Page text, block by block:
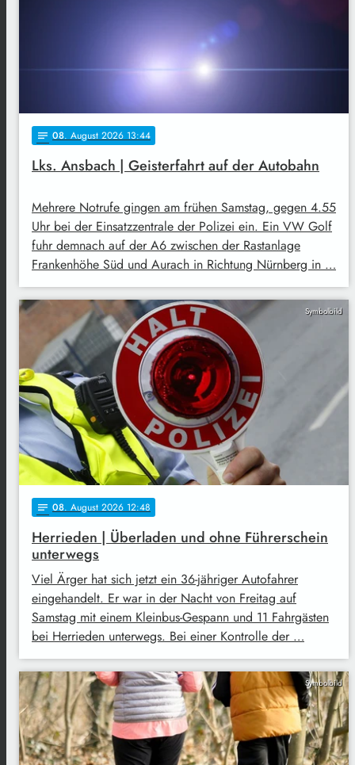
notes 08. August 2026 13:44
Lks. Ansbach | Geisterfahrt auf der Autobahn
Mehrere Notrufe gingen am frühen Samstag, gegen 4.55
Uhr bei der Einsatzzentrale der Polizei ein. Ein VW Golf
fuhr demnach auf der A6 zwischen der Rastanlage
Frankenhöhe Süd und Aurach in Richtung Nürnberg in …
Symbolbild
notes 08. August 2026 12:48
Herrieden | Überladen und ohne Führerschein
unterwegs
Viel Ärger hat sich jetzt ein 36-jähriger Autofahrer
eingehandelt. Er war in der Nacht von Freitag auf
Samstag mit einem Kleinbus-Gespann und 11 Fahrgästen
bei Herrieden unterwegs. Bei einer Kontrolle der …
Symbolbild